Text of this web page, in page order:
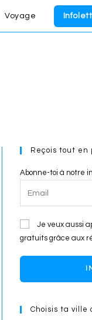
Voyage
Reçois tout en
Abonne-toi à notre
Je veux aussi
gratuits grâce aux
Choisis ta ville